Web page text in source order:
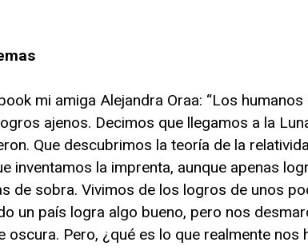
mi amiga Alejandra Oraa: “Los
ajenos. Decimos que llegamos a la
Que descubrimos la teoría de la
inventamos la imprenta, aunque apenas
de sobra. Vivimos de los logros de unos
un país logra algo bueno, pero nos
oscura. Pero, ¿qué es lo que realmente nos